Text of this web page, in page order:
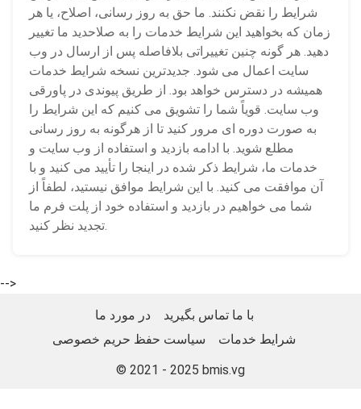
شرایط را نقض نکنند. ما حق به روز رسانی، اصلاح، یا هر
زمان که بخواهید این شرایط خدمات را به صلاحدید ما تغییر
دهید. هر گونه چنین تغییراتی بلافاصله پس از ارسال در وب
سایت اعمال می شود. جدیدترین نسخه شرایط خدمات
همیشه در دسترس خواهد بود. از طریق پیوندی در پاورقی
وب سایت. قویاً شما را تشویق می کنیم که این شرایط را
به صورت دوره ای مرور کنید تا از هرگونه به روز رسانی
مطلع شوید. با ادامه بازدید و استفاده از وب سایت و
خدمات ما، شرایط ذکر شده در اینجا را تأیید می کنید و با
آن موافقت می کنید. با این شرایط موافق نیستید، لطفاً از
شما می خواهیم در بازدید و استفاده خود از پلت فرم ما
تجدید نظر کنید.
-->
در مورد ما
با ما تماس بگیرید
سیاست حفظ حریم خصوصی
شرایط خدمات
© 2021 - 2025 bmis.vg